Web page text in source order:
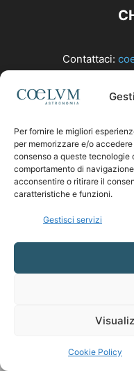
Per fornire le migliori
per memorizzare e/o
consenso a queste tecnologie
comportamento di
acconsentire o ritirare il
caratteristiche e funzioni.
Gestisci servizi
Cookie Policy
Contattaci: